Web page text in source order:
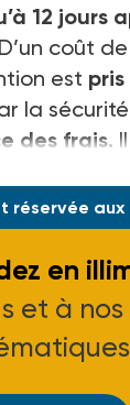
12 jours
D’un coût
est
la
des frais.
réservée aux
en
et à